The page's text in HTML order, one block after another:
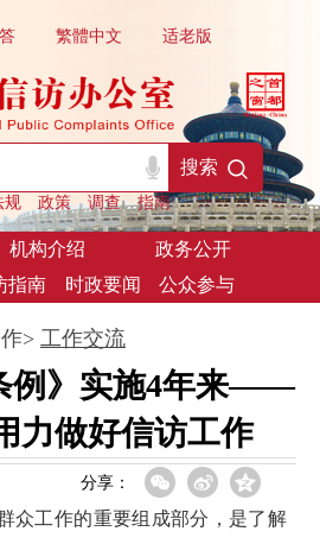
规 政策 调查 指南
搜索
繁體中文 适老版
机构介绍
政务公开
指南 时政要闻 公众参与
> 工作交流
例》实施4年来——
力做好信访工作
分享：
众工作的重要组成部分，是了解